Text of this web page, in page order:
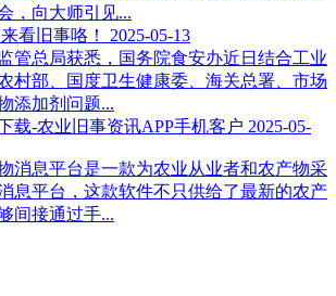
，向大师引见...
看旧事咯！
2025-05-13
管总局获悉，国务院食安办近日结合工业
村部、国度卫生健康委、海关总署、市场
添加剂问题...
载-农业旧事资讯APP手机客户 2025-05-
消息平台是一款为农业从业者和农产物采
息平台，这款软件不只供给了最新的农产
间接通过手...